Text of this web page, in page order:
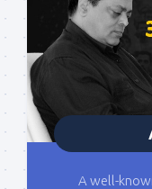
A well-